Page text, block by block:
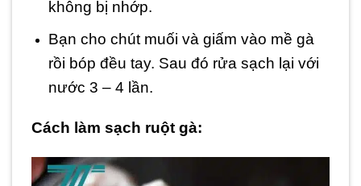
không bị nhớp.
Bạn cho chút muối và giấm vào mề gà
rồi bóp đều tay. Sau đó rửa sạch lại với
nước 3 – 4 lần.
Cách làm sạch ruột gà: